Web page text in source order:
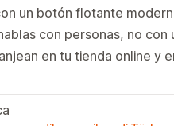
un botón flotante
con personas, no con
en tu tienda online y